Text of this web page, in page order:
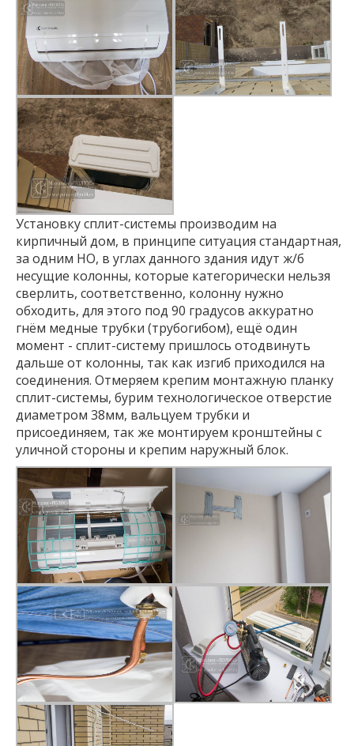
Установку сплит-системы производим на
кирпичный дом, в принципе ситуация стандартная,
за одним НО, в углах данного здания идут ж/б
несущие колонны, которые категорически нельзя
сверлить, соответственно, колонну нужно
обходить, для этого под 90 градусов аккуратно
гнём медные трубки (трубогибом), ещё один
момент - сплит-систему пришлось отодвинуть
дальше от колонны, так как изгиб приходился на
соединения. Отмеряем крепим монтажную планку
сплит-системы, бурим технологическое отверстие
диаметром 38мм, вальцуем трубки и
присоединяем, так же монтируем кронштейны с
уличной стороны и крепим наружный блок.